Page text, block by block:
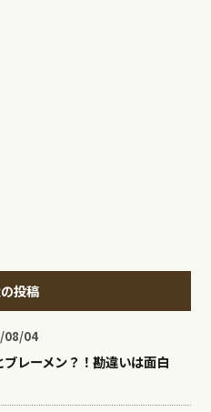
投稿
08/04
ブレーメン？！勘違いは面白